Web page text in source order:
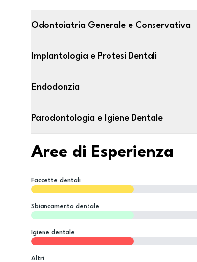
Odontoiatria Generale e Conservativa
Implantologia e Protesi Dentali
Endodonzia
Parodontologia e Igiene Dentale
Aree di Esperienza
Faccette dentali
Sbiancamento dentale
Igiene dentale
Altri